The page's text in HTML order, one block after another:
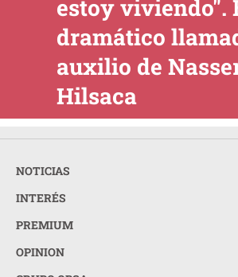
estoy viviendo".
dramático
auxilio de
Hilsaca
NOTICIAS
INTERÉS
PREMIUM
OPINION